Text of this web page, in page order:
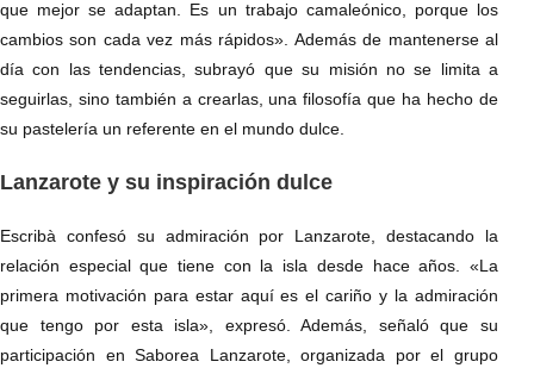
que mejor se adaptan. Es un trabajo camaleónico, porque los
cambios son cada vez más rápidos». Además de mantenerse al
día con las tendencias, subrayó que su misión no se limita a
seguirlas, sino también a crearlas, una filosofía que ha hecho de
su pastelería un referente en el mundo dulce.
Lanzarote y su inspiración dulce
Escribà confesó su admiración por Lanzarote, destacando la
relación especial que tiene con la isla desde hace años. «La
primera motivación para estar aquí es el cariño y la admiración
que tengo por esta isla», expresó. Además, señaló que su
participación en Saborea Lanzarote, organizada por el grupo